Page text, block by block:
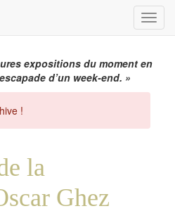
Menu
expositions du moment en
d’un week-end. »
!
la
Ghez